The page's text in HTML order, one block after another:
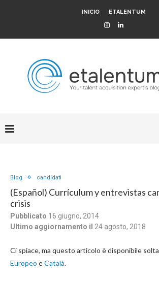
INICIO ETALENTUM
Blog candidati
(Español) Currículum y entrevistas
crisis
Pubblicato 16 giugno, 2014
Ultimo aggiornamento il 24 agosto, 2018
Ci spiace, ma questo articolo è disponibile
Europeo eCatalà.